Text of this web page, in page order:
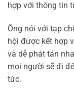
hợp với thông tin
Ông nói với tạp
hội được kết hợp
và dễ phát tán
mọi người sẽ đi
tức.